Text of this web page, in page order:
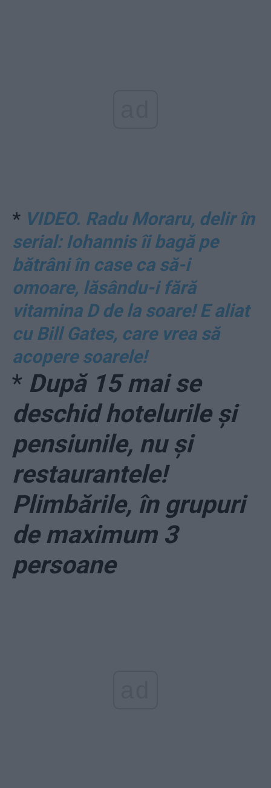
* VIDEO. Radu Moraru, delir în
serial: Iohannis îi bagă pe
bătrâni în case ca să-i
omoare, lăsându-i fără
vitamina D de la soare! E aliat
cu Bill Gates, care vrea să
acopere soarele!
* După 15 mai se
deschid hotelurile și
pensiunile, nu și
restaurantele!
Plimbările, în grupuri
de maximum 3
persoane